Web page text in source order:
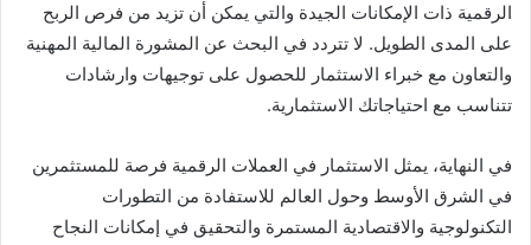
الرقمية ذات الإمكانات الجيدة والتي يمكن أن تزيد من فرص الربح
على المدى الطويل. لا تتردد في البحث عن المشورة المالية المهنية
والتعاون مع خبراء الاستثمار للحصول على توجيهات وارشادات
تتناسب مع احتياجاتك الاستثمارية.
في النهاية، يمثل الاستثمار في العملات الرقمية فرصة للمستثمرين
في الشرق الأوسط وحول العالم للاستفادة من التطورات
التكنولوجية والاقتصادية المستمرة والتحقيق في إمكانات النجاح